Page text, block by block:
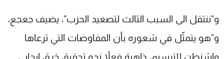
و"ننتقل الى السبب الثالث لتصعيد الحزب"، يضيف جعجع،
و"هو يتمثّل في شعوره بأن المفاوضات التي ترعاها